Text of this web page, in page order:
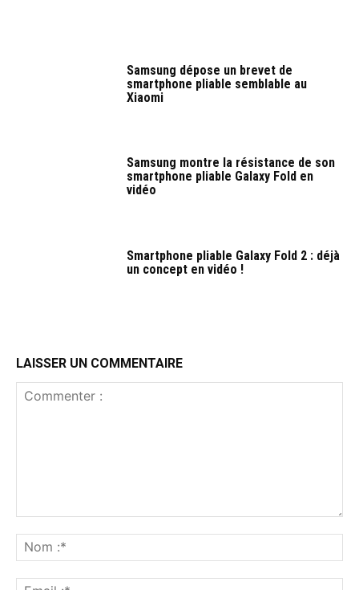
Samsung dépose un brevet de
smartphone pliable semblable au
Xiaomi
Samsung montre la résistance de son
smartphone pliable Galaxy Fold en
vidéo
Smartphone pliable Galaxy Fold 2 : déjà
un concept en vidéo !
LAISSER UN COMMENTAIRE
:*